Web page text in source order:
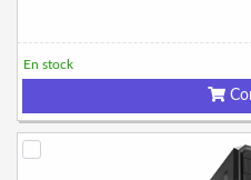
En stock